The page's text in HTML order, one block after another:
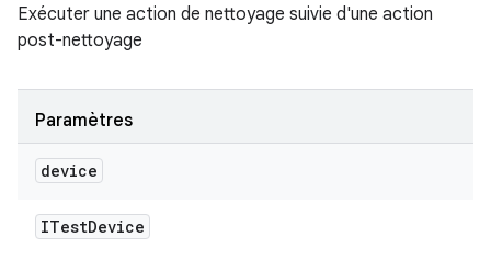
Exécuter une action de nettoyage suivie d'une action
post-nettoyage
Paramètres
device
ITestDevice